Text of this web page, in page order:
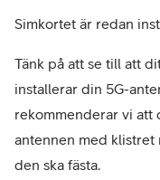
Simkortet är redan
Tänk på att se till att
installerar din 5G-
rekommenderar vi att
antennen med
den ska fästa.